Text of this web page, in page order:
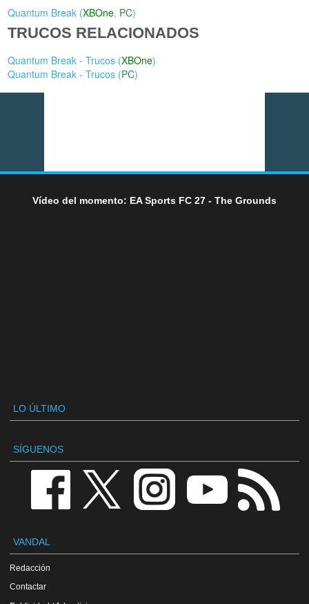
Quantum Break (XBOne, PC)
TRUCOS RELACIONADOS
Quantum Break - Trucos (XBOne)
Quantum Break - Trucos (PC)
Vídeo del momento: EA Sports FC 27 - The Grounds
LO ÚLTIMO
SÍGUENOS
VANDAL
Redacción
Contactar